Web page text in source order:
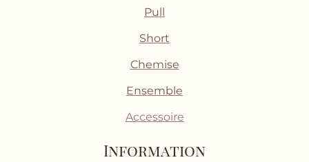
Pull
Short
Chemise
Ensemble
Accessoire
Information